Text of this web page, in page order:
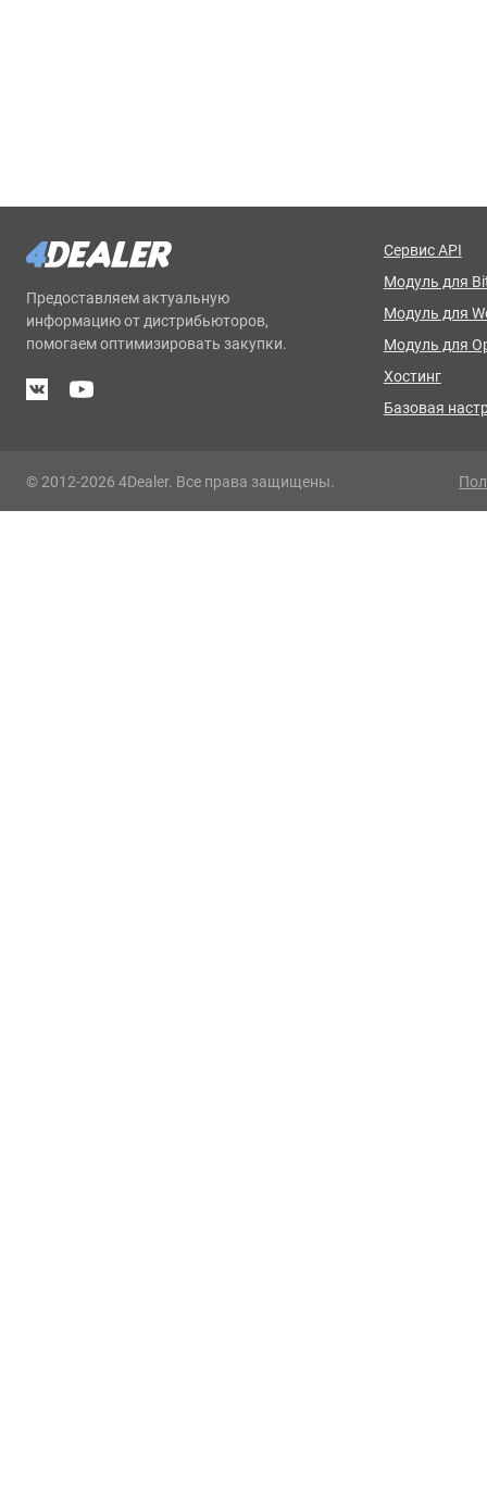
Предоставляем актуальную
информацию от дистрибьюторов,
помогаем оптимизировать закупки.
Сервис API
Модуль для
Модуль для
Модуль для
Хостинг
Базовая
© 2012-2026 4Dealer. Все права защищены.